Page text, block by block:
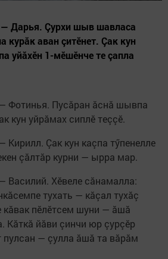
— Дарья. Çурхи шыв шавласа
курăк аван çитӗнет. Çак кун
уйăхӗн 1-мӗшӗнче те çапла
Фотинья. Пусăран ăснă шывпа
кун уйрăмах сиплӗ теççӗ.
Кирилл. Çак кун каçпа тӳпенелле
çăлтăр курни — ырра мар.
Василий. Хӗвеле сăнамалла:
тухать — кăçал тухăç
кăвак пӗлӗтсем шуни — ăшă
Кăткă йăви çинчи юр çурçӗр
пулсан — çулла ăшă та вăрăм